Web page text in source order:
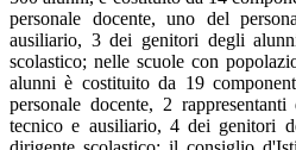
personale docente, uno del
ausiliario, 3 dei genitori degli
scolastico; nelle scuole con
alunni è costituito da 19
personale docente, 2
tecnico e ausiliario, 4 dei genitori